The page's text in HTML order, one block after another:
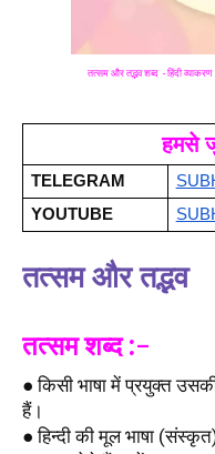
तत्सम और तद्भव शब्द  - हिंदी
हमसे
TELEGRAM
YOUTUBE
तत्सम और तद्भव
तत्सम शब्द :-
● किसी भाषा में प्रयुक्त
हैं।
● हिन्दी की मूल भाषा